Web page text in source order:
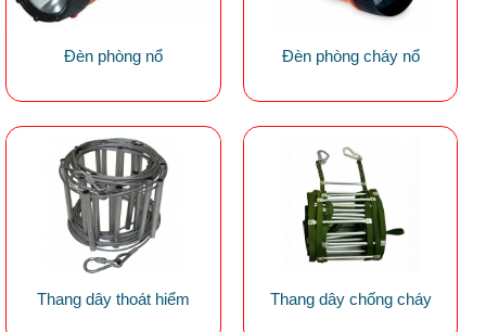
Đèn phòng nổ Đèn phòng cháy nổ
Thang dây thoát hiểm Thang dây chống cháy